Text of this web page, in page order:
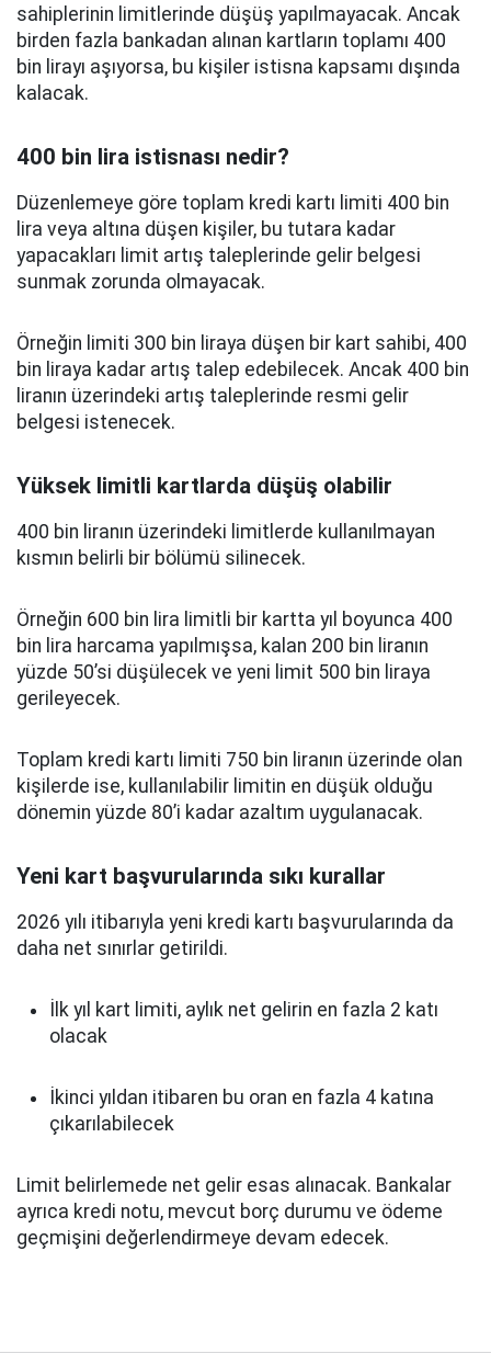
sahiplerinin limitlerinde düşüş yapılmayacak. Ancak
birden fazla bankadan alınan kartların toplamı 400
bin lirayı aşıyorsa, bu kişiler istisna kapsamı dışında
kalacak.
400 bin lira istisnası nedir?
Düzenlemeye göre toplam kredi kartı limiti 400 bin
lira veya altına düşen kişiler, bu tutara kadar
yapacakları limit artış taleplerinde gelir belgesi
sunmak zorunda olmayacak.
Örneğin limiti 300 bin liraya düşen bir kart sahibi, 400
bin liraya kadar artış talep edebilecek. Ancak 400 bin
liranın üzerindeki artış taleplerinde resmi gelir
belgesi istenecek.
Yüksek limitli kartlarda düşüş olabilir
400 bin liranın üzerindeki limitlerde kullanılmayan
kısmın belirli bir bölümü silinecek.
Örneğin 600 bin lira limitli bir kartta yıl boyunca 400
bin lira harcama yapılmışsa, kalan 200 bin liranın
yüzde 50’si düşülecek ve yeni limit 500 bin liraya
gerileyecek.
Toplam kredi kartı limiti 750 bin liranın üzerinde olan
kişilerde ise, kullanılabilir limitin en düşük olduğu
dönemin yüzde 80’i kadar azaltım uygulanacak.
Yeni kart başvurularında sıkı kurallar
2026 yılı itibarıyla yeni kredi kartı başvurularında da
daha net sınırlar getirildi.
İlk yıl kart limiti, aylık net gelirin en fazla 2 katı
olacak
İkinci yıldan itibaren bu oran en fazla 4 katına
çıkarılabilecek
Limit belirlemede net gelir esas alınacak. Bankalar
ayrıca kredi notu, mevcut borç durumu ve ödeme
geçmişini değerlendirmeye devam edecek.